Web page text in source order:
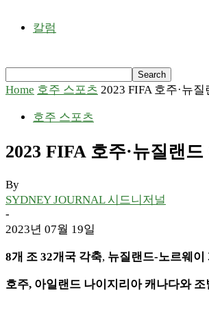
칼럼
Home 호주 스포츠 2023 FIFA 호주·뉴
호주 스포츠
2023 FIFA 호주·뉴질랜
By
SYDNEY JOURNAL 시드니저널
-
2023년 07월 19일
8개 조 32개국 각축, 뉴질랜드-노르웨이
호주, 아일랜드 나이지리아 캐나다와